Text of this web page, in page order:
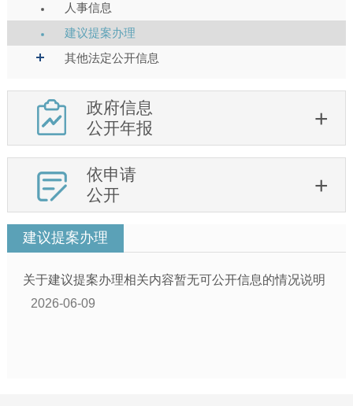
人事信息
建议提案办理
其他法定公开信息
政府信息
公开年报
依申请
公开
建议提案办理
关于建议提案办理相关内容暂无可公开信息的情况说明
2026-06-09